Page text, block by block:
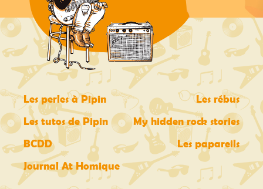
Les perles à Pipin
Les rébus
Les tutos de Pipin
My hidden rock stories
BCDD
Les papareils
Journal At Homique